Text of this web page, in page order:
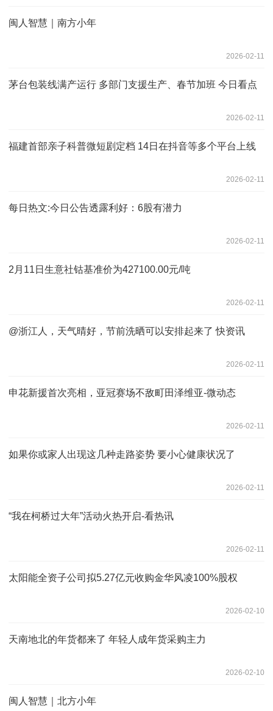
闽人智慧｜南方小年
2026-02-11
茅台包装线满产运行 多部门支援生产、春节加班 今日看点
2026-02-11
福建首部亲子科普微短剧定档 14日在抖音等多个平台上线
2026-02-11
每日热文:今日公告透露利好：6股有潜力
2026-02-11
2月11日生意社钴基准价为427100.00元/吨
2026-02-11
@浙江人，天气晴好，节前洗晒可以安排起来了 快资讯
2026-02-11
申花新援首次亮相，亚冠赛场不敌町田泽维亚-微动态
2026-02-11
如果你或家人出现这几种走路姿势 要小心健康状况了
2026-02-11
“我在柯桥过大年”活动火热开启-看热讯
2026-02-11
太阳能全资子公司拟5.27亿元收购金华风凌100%股权
2026-02-10
天南地北的年货都来了 年轻人成年货采购主力
2026-02-10
闽人智慧｜北方小年